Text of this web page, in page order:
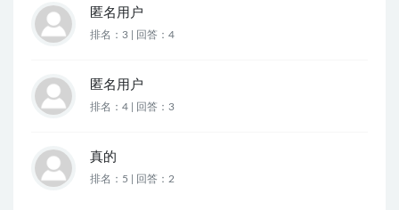
匿名用户
排名：3 | 回答：4
匿名用户
排名：4 | 回答：3
真的
排名：5 | 回答：2